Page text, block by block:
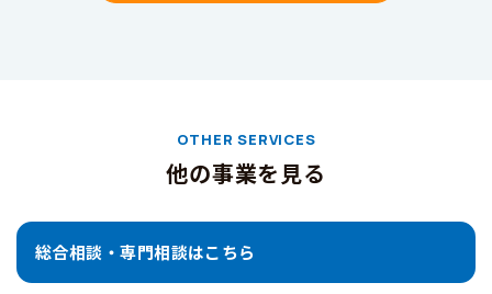
OTHER SERVICES
他の事業を見る
総合相談・専門相談はこちら